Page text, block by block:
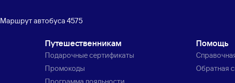
Маршрут автобуса 4575
Путешественникам
Подарочные сертификаты
Промокоды
Помощь
Обратная